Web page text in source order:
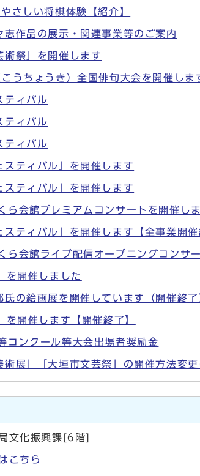
さしい将棋体験【紹介】
作品の展示・関連事業等のご案内
術祭」を開催します
うちょうき）全国俳句大会を開催しま
ティバル
ティバル
ティバル
スティバル」を開催します
スティバル」を開催します
ら会館プレミアムコンサートを開催し
スティバル」を開催します【全事業開催
ら会館ライブ配信オープニングコン
を開催しました
の絵画展を開催しています（開催終了
開催します【開催終了】
コンクール等大会出場者奨励金
展」「大垣市文芸祭」の開催方法変更
文化振興課[6階]
こちら